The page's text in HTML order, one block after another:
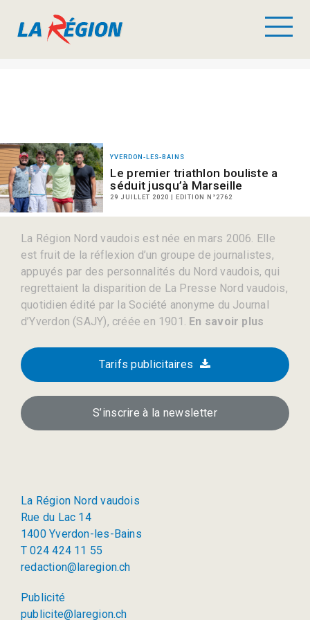
YVERDON-LES-BAINS
Le premier triathlon bouliste a
séduit jusqu’à Marseille
29 JUILLET 2020 | EDITION N°2762
La Région Nord vaudois est née en mars 2006. Elle
est fruit de la réflexion d’un groupe de journalistes,
appuyés par des personnalités du Nord vaudois, qui
regrettaient la disparition de La Presse Nord vaudois,
quotidien édité par la Société anonyme du Journal
d’Yverdon (SAJY), créée en 1901. En savoir plus
Tarifs publicitaires
S’inscrire à la newsletter
La Région Nord vaudois
Rue du Lac 14
1400 Yverdon-les-Bains
T 024 424 11 55
redaction@laregion.ch
Publicité
publicite@laregion.ch